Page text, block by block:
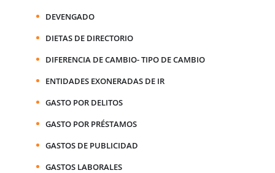
DEVENGADO
DIETAS DE DIRECTORIO
DIFERENCIA DE CAMBIO- TIPO DE CAMBIO
ENTIDADES EXONERADAS DE IR
GASTO POR DELITOS
GASTO POR PRÉSTAMOS
GASTOS DE PUBLICIDAD
GASTOS LABORALES